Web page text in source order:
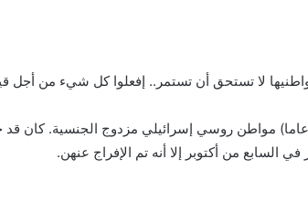
لا تستحق أن تستمر.. إفعلوا كل شيء من أجل
يذكر أن الأسير ألكسندر توربانوف(30 عاما) مواطن روسي إسرائيلي مزدوج
السابع من أكتوبر إلا أنه تم الإفراج عنهن.